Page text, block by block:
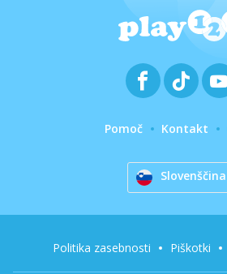
Pomoč Kontakt
Slovenščina
Politika zasebnosti Piškotki